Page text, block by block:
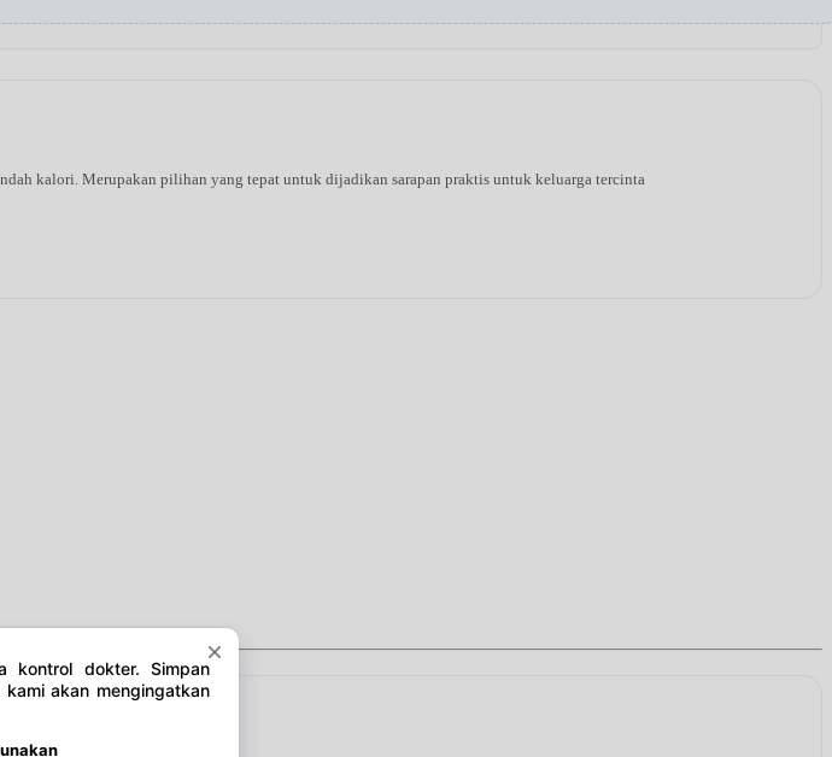
kalori. Merupakan pilihan yang tepat untuk dijadikan sarapan praktis untuk keluarga tercinta